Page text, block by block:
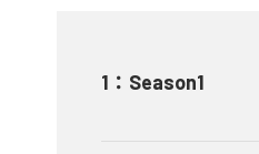
1 ： Season1